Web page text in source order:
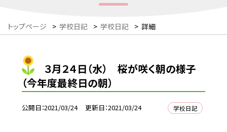
トップページ > 学校日記 > 学校日記 > 詳細
３月２４日（水） 桜が咲く朝の様子
（今年度最終日の朝）
公開日 2021/03/24 更新日 2021/03/24 学校日記